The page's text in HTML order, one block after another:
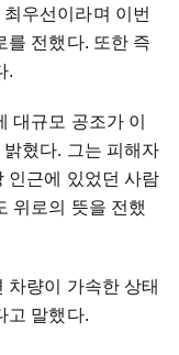
우선이라며 이번
를 전했다. 또한 즉
.
대규모 공조가 이
혔다. 그는 피해자
인근에 있었던 사람
위로의 뜻을 전했
차량이 가속한 상태
고 말했다.